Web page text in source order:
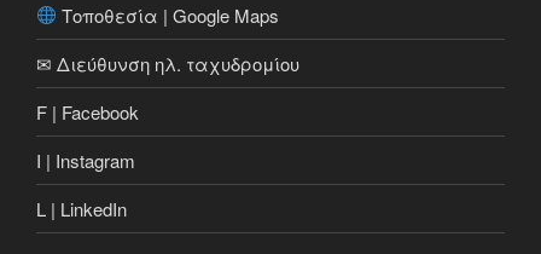
Τοποθεσία | Google Maps
✉ Διεύθυνση ηλ. ταχυδρομίου
F | Facebook
I | Instagram
L | LinkedIn